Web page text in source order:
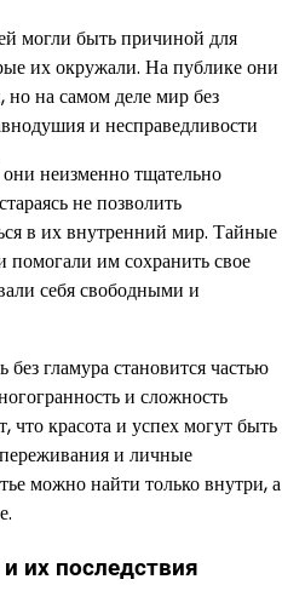
могли быть причиной для
их окружали. На публике они
на самом деле мир без
и несправедливости
неизменно тщательно
не позволить
в их внутренний мир. Тайные
помогали им сохранить свое
себя свободными и
гламура становится частью
и сложность
красота и успех могут быть
и личные
можно найти только внутри, а
их последствия